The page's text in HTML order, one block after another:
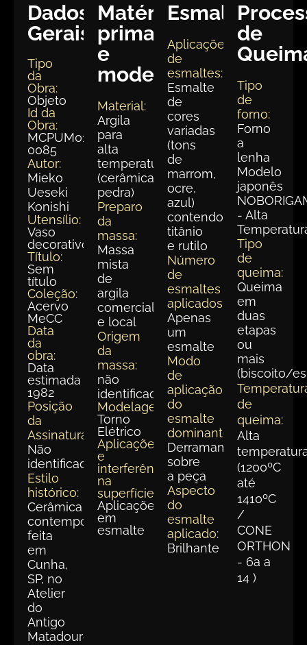
Dados
Gerais:
Tipo
da
Obra:
Objeto
Id da
Obra:
MCPUM015-
0085
Autor:
Mieko
Ueseki
Konishi
Utensílio:
Vaso
decorativo
Título:
Sem
título
Coleção:
Acervo
MeCC
Data
da
obra:
Data
estimada
1982
Posição
da
Assinatura:
Não
identificada
Estilo
histórico:
Cerâmica
contemporânea
feita
em
Cunha,
SP, no
Atelier
do
Antigo
Matadouro
Matéria
prima
e
modelagem
Material:
Argila
para
alta
temperatura
(cerâmica
pedra)
Preparo
da
massa:
Massa
mista
de
argila
comercial
e local
Origem
da
massa:
não
identificada
Modelagem:
Torno
Elétrico
Aplicações
e
interferências
na
superfície:
Aplicações
em
esmalte
Esmaltação
Aplicações
de
esmaltes:
Esmalte
de
cores
variadas
(tons
de
marrom,
ocre,
azul)
contendo
titânio
e rutilo
Número
de
esmaltes
aplicados:
Apenas
um
esmalte
Modo
de
aplicação
do
esmalte
dominante:
Derramamento
sobre
a peça
Aspecto
do
esmalte
aplicado:
Brilhante
de
Tipo
de
forno:
Forno
a
lenha
Modelo
japonês
- Alta
Tipo
de
queima:
Queima
em
duas
etapas
ou
mais
(biscoito/
de
queima:
Alta
(1200ºC
até
1410ºC
/
CONE
ORTHON
- 6a a
14 )